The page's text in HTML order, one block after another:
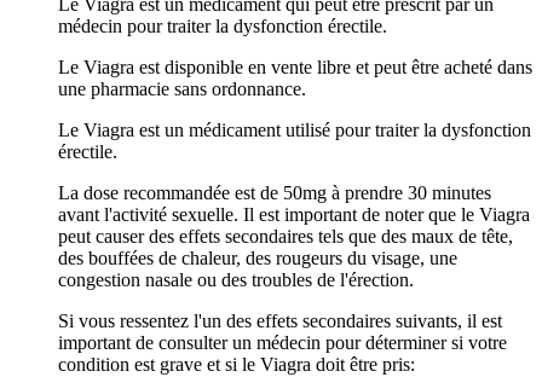
Le Viagra est un médicament qui peut être prescrit par un
médecin pour traiter la dysfonction érectile.
Le Viagra est disponible en vente libre et peut être acheté dans
une pharmacie sans ordonnance.
Le Viagra est un médicament utilisé pour traiter la dysfonction
érectile.
La dose recommandée est de 50mg à prendre 30 minutes
avant l'activité sexuelle. Il est important de noter que le Viagra
peut causer des effets secondaires tels que des maux de tête,
des bouffées de chaleur, des rougeurs du visage, une
congestion nasale ou des troubles de l'érection.
Si vous ressentez l'un des effets secondaires suivants, il est
important de consulter un médecin pour déterminer si votre
condition est grave et si le Viagra doit être pris: